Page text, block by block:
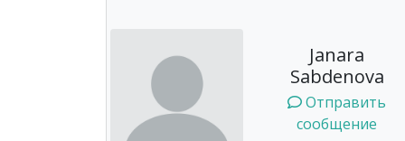
Janara
Sabdenova
Отправить
сообщение